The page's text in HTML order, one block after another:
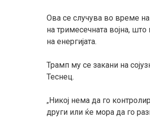
Ова се случува во време
на тримесечната војна,
на енергијата.
Трамп му се закани на
Теснец.
„Никој нема да го
други или ќе мора да го